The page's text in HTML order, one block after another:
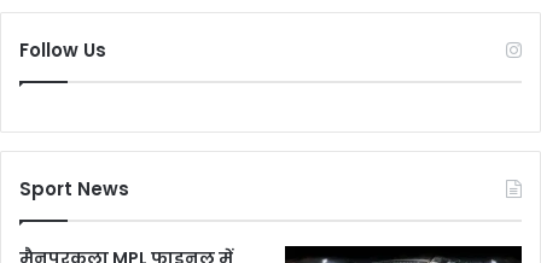
Follow Us
Sport News
मैनपुरकला MPL फाइनल में